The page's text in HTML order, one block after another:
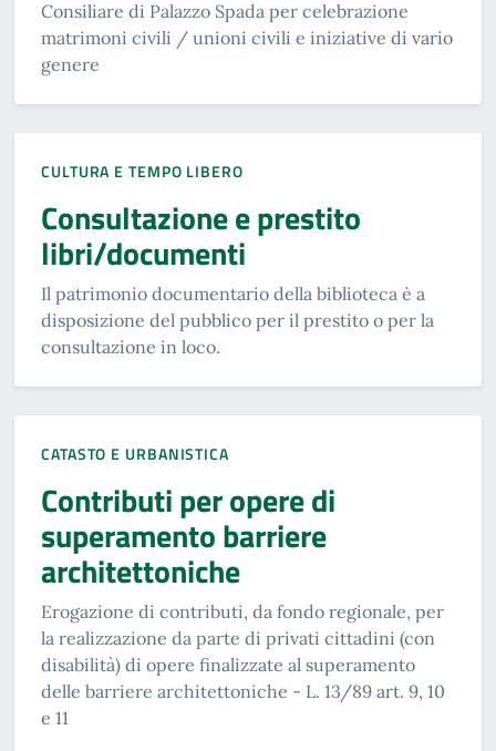
Consiliare di Palazzo Spada per celebrazione
matrimoni civili / unioni civili e iniziative di vario
genere
CULTURA E TEMPO LIBERO
Consultazione e prestito
libri/documenti
Il patrimonio documentario della biblioteca è a
disposizione del pubblico per il prestito o per la
consultazione in loco.
CATASTO E URBANISTICA
Contributi per opere di
superamento barriere
architettoniche
Erogazione di contributi, da fondo regionale, per
la realizzazione da parte di privati cittadini (con
disabilità) di opere finalizzate al superamento
delle barriere architettoniche - L. 13/89 art. 9, 10
e 11